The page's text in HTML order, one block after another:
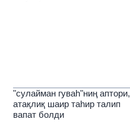
"сулайман гуваһ"ниң аптори,
атақлиқ шаир таһир талип
вапат болди